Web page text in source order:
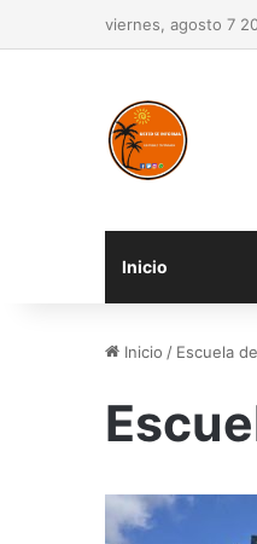
viernes, agosto 7
Inicio
Inicio / Escuela